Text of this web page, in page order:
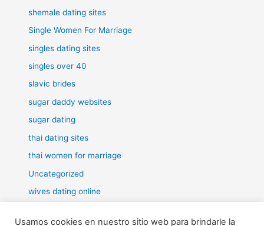
shemale dating sites
Single Women For Marriage
singles dating sites
singles over 40
slavic brides
sugar daddy websites
sugar dating
thai dating sites
thai women for marriage
Uncategorized
wives dating online
Usamos cookies en nuestro sitio web para brindarle la